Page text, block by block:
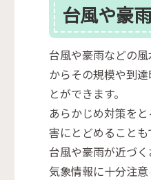
台風や豪
台風や豪雨などの
からその規模や到
とができます。
あらかじめ対策を
害にとどめることも
台風や豪雨が近づく
気象情報に十分注